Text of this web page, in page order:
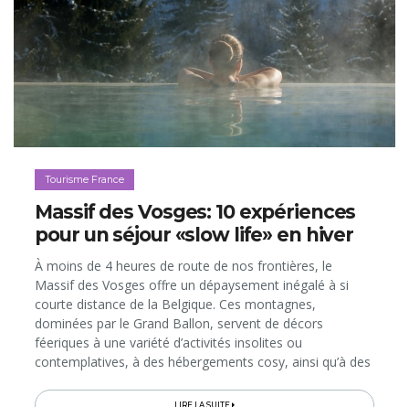
Tourisme France
Massif des Vosges: 10 expériences
pour un séjour «slow life» en hiver
À moins de 4 heures de route de nos frontières, le
Massif des Vosges offre un dépaysement inégalé à si
courte distance de la Belgique. Ces montagnes,
dominées par le Grand Ballon, servent de décors
féeriques à une variété d’activités insolites ou
contemplatives, à des hébergements cosy, ainsi qu’à des
expériences à vivre qui vous...
LIRE LA SUITE